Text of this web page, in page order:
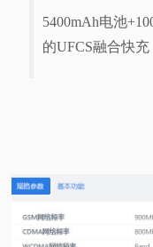
5400mAh电池
的UFCS融合快充